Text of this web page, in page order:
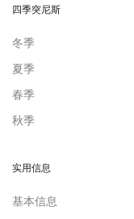
四季突尼斯
冬季
夏季
春季
秋季
实用信息
基本信息